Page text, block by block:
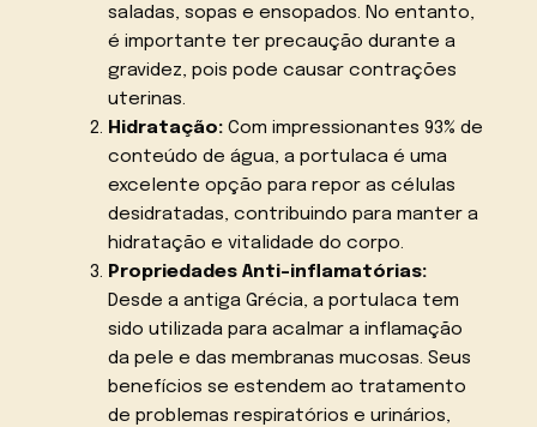
saladas, sopas e ensopados. No entanto,
é importante ter precaução durante a
gravidez, pois pode causar contrações
uterinas.
Hidratação:Com impressionantes 93% de
conteúdo de água, a portulaca é uma
excelente opção para repor as células
desidratadas, contribuindo para manter a
hidratação e vitalidade do corpo.
Propriedades Anti-inflamatórias:
Desde a antiga Grécia, a portulaca tem
sido utilizada para acalmar a inflamação
da pele e das membranas mucosas. Seus
benefícios se estendem ao tratamento
de problemas respiratórios e urinários,